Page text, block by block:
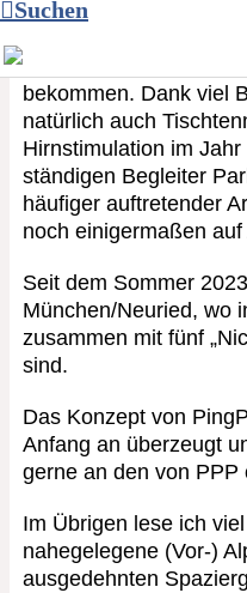
Suchen
Ich bin 72 Jahre alt,
Parkinson-Diagnose
bekommen. Dank viel
natürlich auch
Hirnstimulation im
ständigen Begleiter
häufiger auftretender
noch einigermaßen
Seit dem Sommer
München/Neuried, wo
zusammen mit fünf
sind.
Das Konzept von
Anfang an überzeugt
gerne an den von PPP
Im Übrigen lese ich
nahegelegene (Vor-)
ausgedehnten